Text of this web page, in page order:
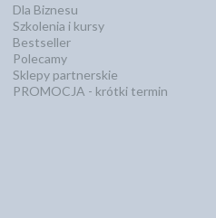
Dla Biznesu
Szkolenia i kursy
Bestseller
Polecamy
Sklepy partnerskie
PROMOCJA - krótki termin